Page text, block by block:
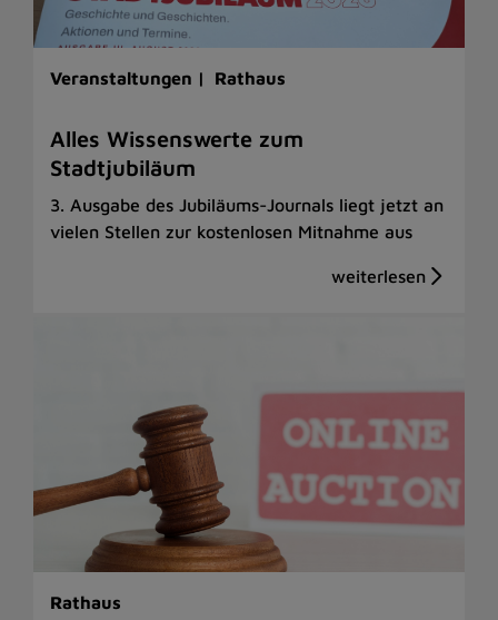
Veranstaltungen | Rathaus
Alles Wissenswerte zum
Stadtjubiläum
3. Ausgabe des Jubiläums-Journals liegt jetzt an
vielen Stellen zur kostenlosen Mitnahme aus
Rathaus